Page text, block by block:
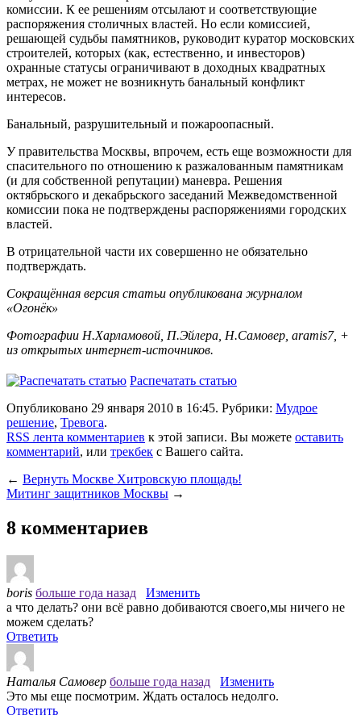
комиссии. К ее решениям отсылают и соответствующие
распоряжения столичных властей. Но если комиссией,
решающей судьбы памятников, руководит куратор московских
строителей, которых (как, естественно, и инвесторов)
охранные статусы ограничивают в доходных квадратных
метрах, не может не возникнуть банальный конфликт
интересов.
Банальный, разрушительный и пожароопасный.
У правительства Москвы, впрочем, есть еще возможности для
спасительного по отношению к разжалованным памятникам
(и для собственной репутации) маневра. Решения
октябрьского и декабрьского заседаний Межведомственной
комиссии пока не подтверждены распоряжениями городских
властей.
В отрицательной части их совершенно не обязательно
подтверждать.
Сокращённая версия статьи опубликована журналом
«Огонёк»
Фотографии Н.Харламовой, П.Эйлера, Н.Самовер, aramis7, +
из открытых интернет-источников.
Распечатать статью
Опубликовано 29 января 2010 в 16:45. Рубрики: Мудрое
решение, Тревога.
RSS лента комментариев к этой записи. Вы можете оставить
комментарий, или трекбек с Вашего сайта.
← Вернуть Москве Хитровскую площадь!
Митинг защитников Москвы →
8 комментариев
boris больше года назад
Изменить
а что делать? они всё равно добиваются своего,мы ничего не
можем сделать?
Ответить
Наталья Самовер больше года назад
Изменить
Это мы еще посмотрим. Ждать осталось недолго.
Ответить